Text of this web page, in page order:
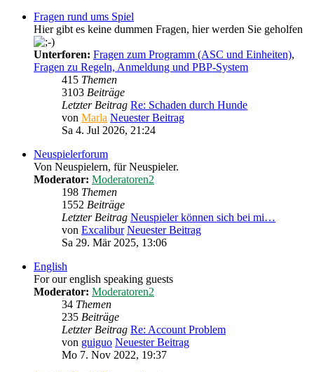
Fragen rund ums Spiel
Hier gibt es keine dummen Fragen, hier werden Sie geholfen
Unterforen: Fragen zum Programm (ASC und Einheiten),
Fragen zu Regeln, Anmeldung und PBP-System
415 Themen
3103 Beiträge
Letzter Beitrag Re: Schaden durch Hunde
von Marla Neuester Beitrag
Sa 4. Jul 2026, 21:24
Neuspielerforum
Von Neuspielern, für Neuspieler.
Moderator: Moderatoren2
198 Themen
1552 Beiträge
Letzter Beitrag Neuspieler können sich bei mi…
von Excalibur Neuester Beitrag
Sa 29. Mär 2025, 13:06
English
For our english speaking guests
Moderator: Moderatoren2
34 Themen
235 Beiträge
Letzter Beitrag Re: Account Problem
von guiguo Neuester Beitrag
Mo 7. Nov 2022, 19:37